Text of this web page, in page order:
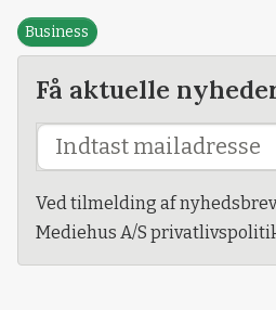
Business
Få aktuelle
Ved tilmelding af
Mediehus A/S